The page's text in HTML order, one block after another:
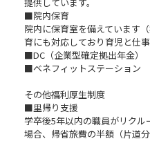
■院内保育
院内に保育室を備えています
育にも対応しており育児と仕
■DC（企業型確定拠出年金）
■ベネフィットステーション
その他福利厚生制度
■里帰り支援
学卒後5年以内の職員がリク
場合、帰省旅費の半額（片道分